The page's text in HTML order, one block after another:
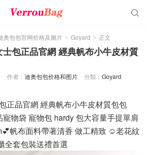

奥包包官网价格及圖片 > Goyard > 正文
包正品官網 經典帆布小牛皮材質
作者： 迪奥包包价格和图片 分類： Goyard
正品官網 經典帆布小牛皮材質包包
物袋 寵物包 hardy 包大容量手提單肩
帆布面料帶著清香 做工精致 ☺️老花紋
全套包裝送禮首選